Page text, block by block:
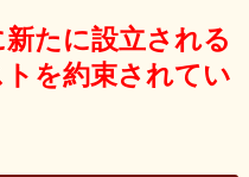
たに設立される
を約束されてい